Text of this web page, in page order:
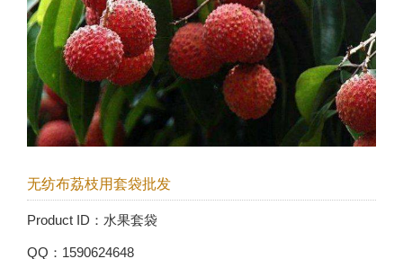
无纺布荔枝用套袋批发
Product ID：水果套袋
QQ：1590624648